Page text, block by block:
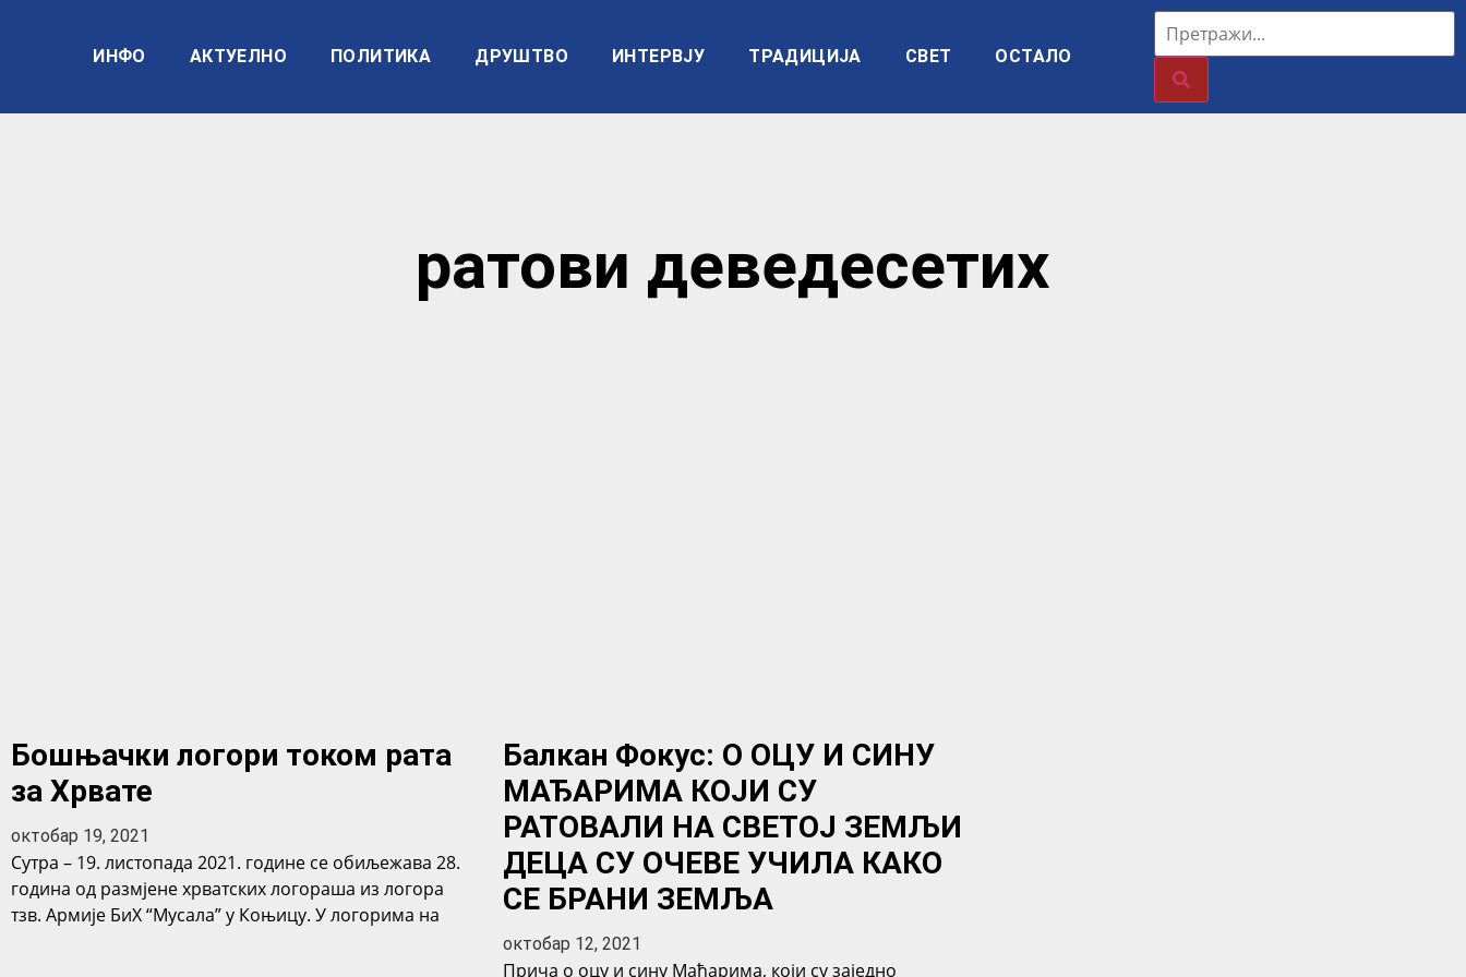
ИНФО АКТУЕЛНО ПОЛИТИКА ДРУШТВО ИНТЕРВЈУ ТРАДИЦИЈА СВЕТ ОСТАЛО
ратови деведесетих
Бошњачки логори током рата
за Хрвате
октобар 19, 2021
Сутра – 19. листопада 2021. године се обиљежава 28.
година од размјене хрватских логораша из логора
тзв. Армије БиХ “Мусала” у Коњицу. У логорима на
Балкан Фокус: О ОЦУ И СИНУ
МАЂАРИМА КОЈИ СУ
РАТОВАЛИ НА СВЕТОЈ ЗЕМЉИ
ДЕЦА СУ ОЧЕВЕ УЧИЛА КАКО
СЕ БРАНИ ЗЕМЉА
октобар 12, 2021
Прича о оцу и сину Мађарима, који су заједно